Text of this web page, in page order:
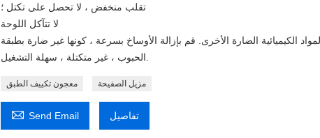
تقلب منخفض ، لا تحصل على تكتل ؛
لا تتآكل اللوحة
الكيميائية الضارة الأخرى. قم بإزالة الأوساخ بسرعة ، كونها غير ضارة بطبقة
معجون تكييف الطبق مزيل الصفيحة
 Send Email تفاصيل